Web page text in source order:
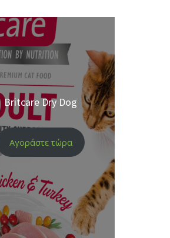
Britcare Dry Dog
Αγοράστε τώρα